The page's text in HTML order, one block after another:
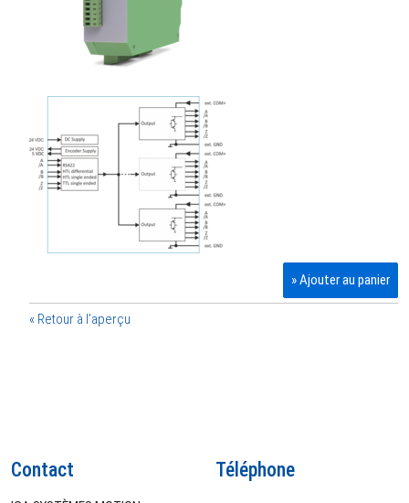
» Ajouter au panier
« Retour à l’aperçu
Contact Téléphone